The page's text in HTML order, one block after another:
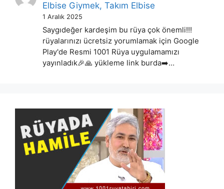
Elbise Giymek, Takım Elbise
1 Aralık 2025
Saygıdeğer kardeşim bu rüya çok önemli!!!
rüyalarınızı ücretsiz yorumlamak için Google
Play'de Resmi 1001 Rüya uygulamamızı
yayınladık🎉🙏 yükleme link burda➡️…